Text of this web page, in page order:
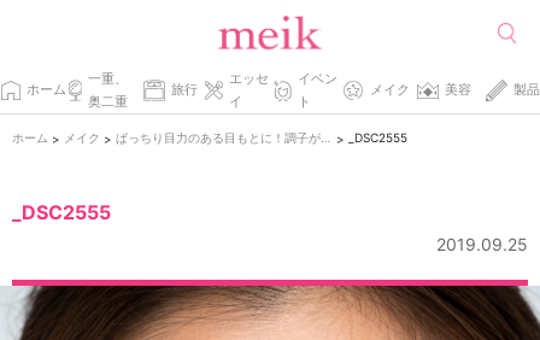
ホーム
一重、
奥二重
旅行
エッセ
イ
イベン
ト
メイク 美容 製品
ホーム > メイク > > _DSC2555
_DSC2555
2019.09.25